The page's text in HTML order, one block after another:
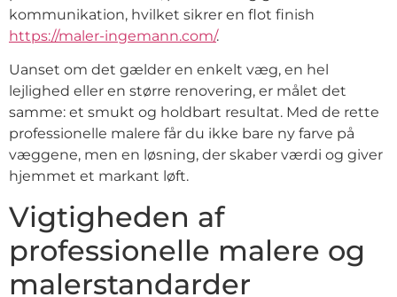
kommunikation, hvilket sikrer en flot finish
https://maler-ingemann.com/.
Uanset om det gælder en enkelt væg, en hel
lejlighed eller en større renovering, er målet det
samme: et smukt og holdbart resultat. Med de rette
professionelle malere får du ikke bare ny farve på
væggene, men en løsning, der skaber værdi og giver
hjemmet et markant løft.
Vigtigheden af
professionelle malere og
malerstandarder